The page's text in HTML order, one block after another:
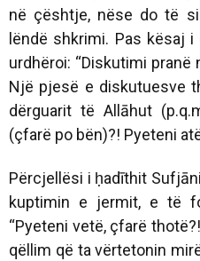
në çështje, nëse do të
lëndë shkrimi. Pas kësaj
urdhëroi: “Diskutimi pranë
Një pjesë e diskutuesve
dërguarit të Allāhut
(çfarë po bën)?! Pyeteni
Përcjellësi i ḥadīthit
kuptimin e jermit, e të
“Pyeteni vetë, çfarë
qëllim që ta vërtetonin